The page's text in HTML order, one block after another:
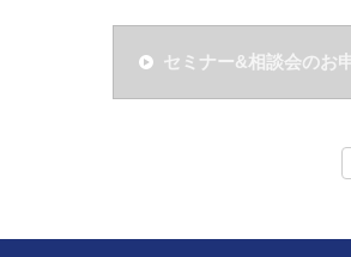
セミナー&相談会のお